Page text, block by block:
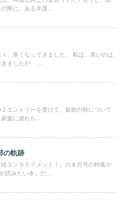
際に、ある弁護...
ましたが、 ...
。 最近、家族に連れら...
の軌跡
読みたい本」だ...